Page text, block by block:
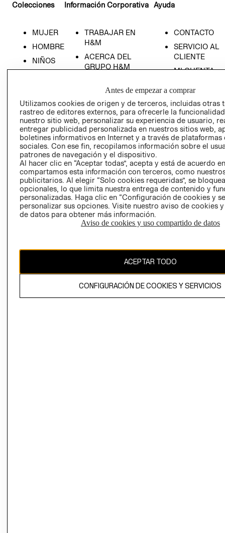
Colecciones
MUJER
HOMBRE
NIÑOS
Información Corporativa
TRABAJAR EN
H&M
ACERCA DEL
GRUPO H&M
SOCIAL
PRENSA
RELACIÓN CON
INVERSIONISTAS
POLÍTICA
EMPRESARIAL
Ayuda
CONTACTO
SERVICIO AL
CLIENTE
MI CUENTA
TIENDAS
- RETIRO EN
TIENDA
TÉRMINOS Y
AVISO DE
PRIVACIDAD
GIFT CARD
AVISO DE
Antes de empezar a comprar
Utilizamos cookies de origen y de terceros, incluidas otras
rastreo de editores externos, para ofrecerle la
nuestro sitio web, personalizar su experiencia de usuario,
entregar publicidad personalizada en nuestros sitios web,
boletines informativos en Internet y a través de plataformas
sociales. Con ese fin, recopilamos información sobre el
patrones de navegación y el dispositivo.
Al hacer clic en “Aceptar todas”, acepta y está de acuerdo
compartamos esta información con terceros, como
publicitarios. Al elegir “Solo cookies requeridas”, se
opcionales, lo que limita nuestra entrega de contenido y
personalizadas. Haga clic en “Configuración de cookies y
personalizar sus opciones. Visite nuestro aviso de cookies
de datos para obtener más información.
Aviso de cookies y uso compartido de datos
ACEPTAR TODO
CONFIGURACIÓN DE COOKIES Y SERVICIOS